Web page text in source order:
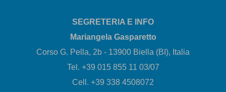
SEGRETERIA E INFO
Mariangela Gasparetto
Corso G. Pella, 2b - 13900 Biella (BI), Italia
Tel. +39 015 855 11 03/07
Cell. +39 338 4508072